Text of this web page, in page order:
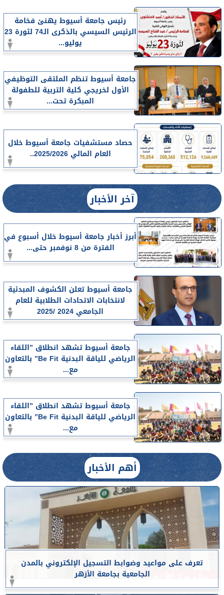
رئيس جامعة أسيوط يهنئ فخامة
الرئيس السيسي بالذكرى الـ74 لثورة 23
يوليو...
جامعة أسيوط تنظم الملتقى التوظيفي
الأول لخريجي كلية التربية للطفولة
المبكرة تحت...
حصاد مستشفيات جامعة أسيوط خلال
العام المالي 2025/2026..
آخر الأخبار
أبرز أخبار جامعة أسيوط خلال أسبوع في
الفترة من 8 نوفمبر حتى...
جامعة أسيوط تعلن الكشوف المبدئية
لانتخابات الاتحادات الطلابية للعام
الجامعي 2024 /2025
جامعة أسيوط تشهد انطلاق ”اللقاء
الرياضي للياقة البدنية Be Fit” بالتعاون
مع...
جامعة أسيوط تشهد انطلاق ”اللقاء
الرياضي للياقة البدنية Be Fit” بالتعاون
مع...
أهم الأخبار
تعرف على مواعيد وضوابط التسجيل الإلكتروني بالمدن
الجامعية بجامعة الأزهر